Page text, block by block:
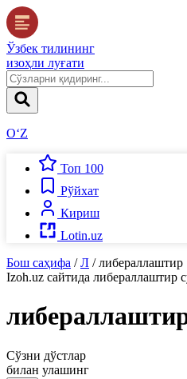
Ўзбек тилининг
изоҳли луғати
O‘Z
Топ 100
Рўйхат
Кириш
Lotin.uz
Бош саҳифа / Л / либераллаштир
Izoh.uz сайтида либераллаштир
Сўзни дўстлар
билан улашинг